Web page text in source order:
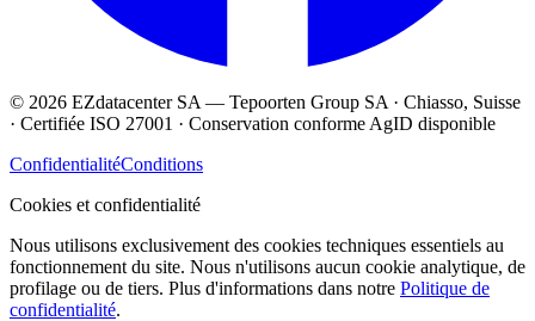
© 2026 EZdatacenter SA — Tepoorten Group SA · Chiasso, Suisse
· Certifiée ISO 27001 · Conservation conforme AgID disponible
ConfidentialitéConditions
Cookies et confidentialité
Nous utilisons exclusivement des cookies techniques essentiels au
fonctionnement du site. Nous n'utilisons aucun cookie analytique, de
profilage ou de tiers. Plus d'informations dans notre Politique de
confidentialité.